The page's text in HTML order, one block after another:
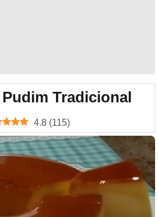
Tradicional
4.8 (115)